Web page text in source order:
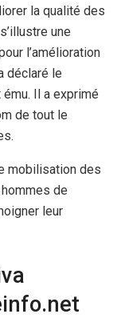
la qualité des
une
l’amélioration
déclaré le
Il a exprimé
de tout le
mobilisation des
de
leur